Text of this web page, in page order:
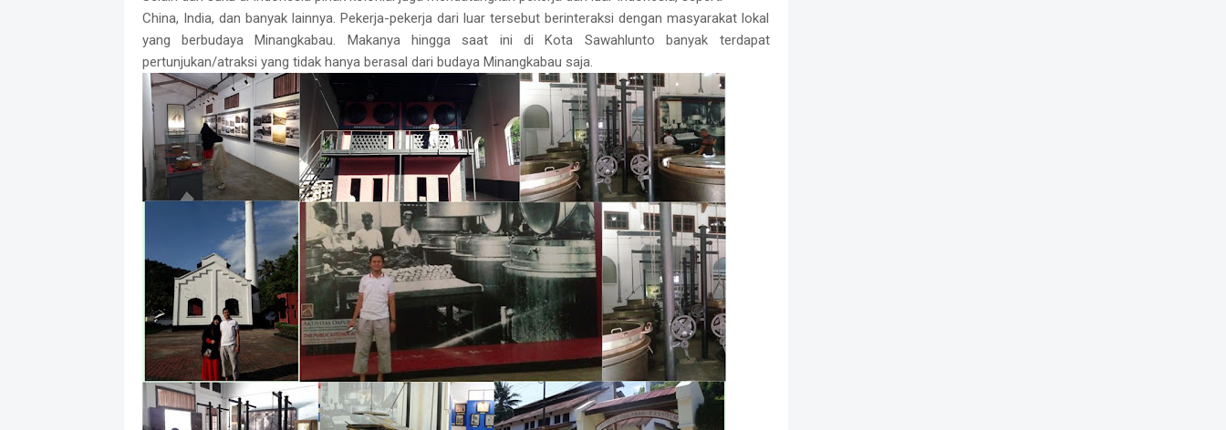
China, India, dan banyak lainnya. Pekerja-pekerja dari luar tersebut berinteraksi dengan masyarakat lokal
yang berbudaya Minangkabau. Makanya hingga saat ini di Kota Sawahlunto banyak terdapat
pertunjukan/atraksi yang tidak hanya berasal dari budaya Minangkabau saja.